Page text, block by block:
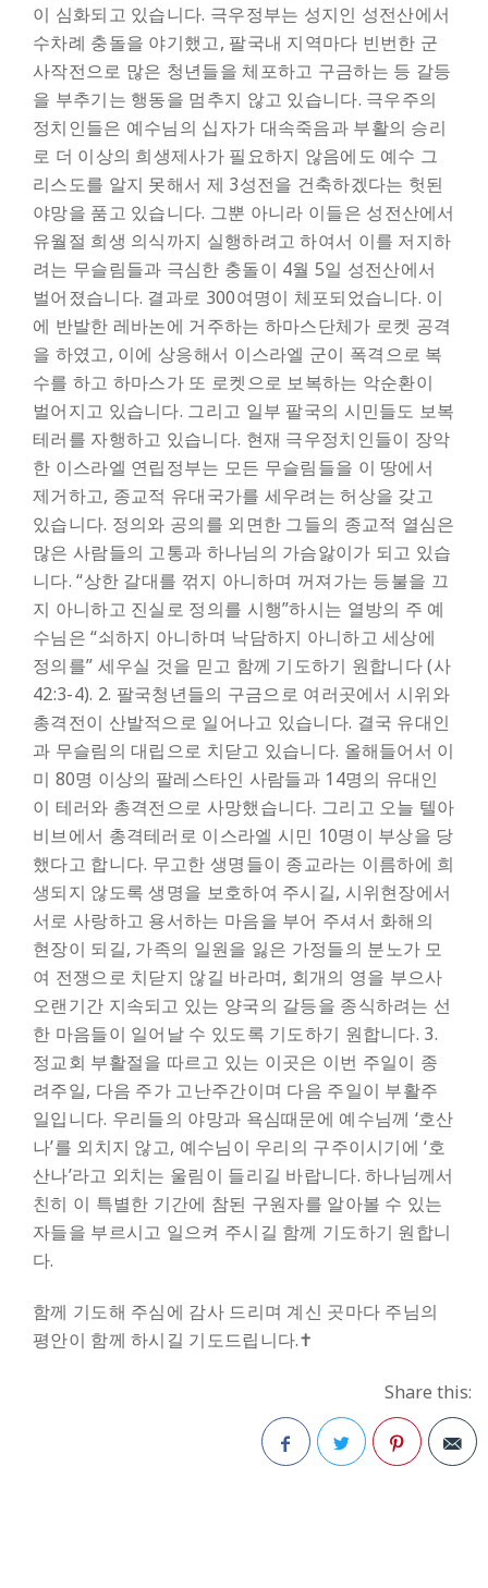
이 심화되고 있습니다. 극우정부는 성지인 성전산에서
수차례 충돌을 야기했고, 팔국내 지역마다 빈번한 군
사작전으로 많은 청년들을 체포하고 구금하는 등 갈등
을 부추기는 행동을 멈추지 않고 있습니다. 극우주의
정치인들은 예수님의 십자가 대속죽음과 부활의 승리
로 더 이상의 희생제사가 필요하지 않음에도 예수 그
리스도를 알지 못해서 제 3성전을 건축하겠다는 헛된
야망을 품고 있습니다. 그뿐 아니라 이들은 성전산에서
유월절 희생 의식까지 실행하려고 하여서 이를 저지하
려는 무슬림들과 극심한 충돌이 4월 5일 성전산에서
벌어졌습니다. 결과로 300여명이 체포되었습니다. 이
에 반발한 레바논에 거주하는 하마스단체가 로켓 공격
을 하였고, 이에 상응해서 이스라엘 군이 폭격으로 복
수를 하고 하마스가 또 로켓으로 보복하는 악순환이
벌어지고 있습니다. 그리고 일부 팔국의 시민들도 보복
테러를 자행하고 있습니다. 현재 극우정치인들이 장악
한 이스라엘 연립정부는 모든 무슬림들을 이 땅에서
제거하고, 종교적 유대국가를 세우려는 허상을 갖고
있습니다. 정의와 공의를 외면한 그들의 종교적 열심은
많은 사람들의 고통과 하나님의 가슴앓이가 되고 있습
니다. “상한 갈대를 꺾지 아니하며 꺼져가는 등불을 끄
지 아니하고 진실로 정의를 시행”하시는 열방의 주 예
수님은 “쇠하지 아니하며 낙담하지 아니하고 세상에
정의를” 세우실 것을 믿고 함께 기도하기 원합니다 (사
42:3-4). 2. 팔국청년들의 구금으로 여러곳에서 시위와
총격전이 산발적으로 일어나고 있습니다. 결국 유대인
과 무슬림의 대립으로 치닫고 있습니다. 올해들어서 이
미 80명 이상의 팔레스타인 사람들과 14명의 유대인
이 테러와 총격전으로 사망했습니다. 그리고 오늘 텔아
비브에서 총격테러로 이스라엘 시민 10명이 부상을 당
했다고 합니다. 무고한 생명들이 종교라는 이름하에 희
생되지 않도록 생명을 보호하여 주시길, 시위현장에서
서로 사랑하고 용서하는 마음을 부어 주셔서 화해의
현장이 되길, 가족의 일원을 잃은 가정들의 분노가 모
여 전쟁으로 치닫지 않길 바라며, 회개의 영을 부으사
오랜기간 지속되고 있는 양국의 갈등을 종식하려는 선
한 마음들이 일어날 수 있도록 기도하기 원합니다. 3.
정교회 부활절을 따르고 있는 이곳은 이번 주일이 종
려주일, 다음 주가 고난주간이며 다음 주일이 부활주
일입니다. 우리들의 야망과 욕심때문에 예수님께 ‘호산
나’를 외치지 않고, 예수님이 우리의 구주이시기에 ‘호
산나’라고 외치는 울림이 들리길 바랍니다. 하나님께서
친히 이 특별한 기간에 참된 구원자를 알아볼 수 있는
자들을 부르시고 일으켜 주시길 함께 기도하기 원합니
다.
함께 기도해 주심에 감사 드리며 계신 곳마다 주님의
평안이 함께 하시길 기도드립니다.✝
Share this: